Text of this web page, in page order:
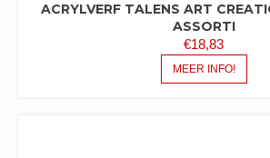
ACRYLVERF TALENS ART
ASSORTI
€18,83
MEER INFO!